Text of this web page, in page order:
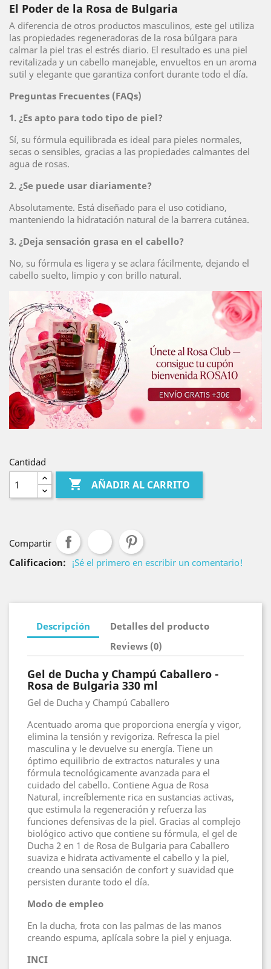
El Poder de la Rosa de Bulgaria
A diferencia de otros productos masculinos, este gel utiliza
las propiedades regeneradoras de la rosa búlgara para
calmar la piel tras el estrés diario. El resultado es una piel
revitalizada y un cabello manejable, envueltos en un aroma
sutil y elegante que garantiza confort durante todo el día.
Preguntas Frecuentes (FAQs)
1. ¿Es apto para todo tipo de piel?
Sí, su fórmula equilibrada es ideal para pieles normales,
secas o sensibles, gracias a las propiedades calmantes del
agua de rosas.
2. ¿Se puede usar diariamente?
Absolutamente. Está diseñado para el uso cotidiano,
manteniendo la hidratación natural de la barrera cutánea.
3. ¿Deja sensación grasa en el cabello?
No, su fórmula es ligera y se aclara fácilmente, dejando el
cabello suelto, limpio y con brillo natural.
Cantidad
 AÑADIR AL CARRITO
Compartir
Calificacion: ¡Sé el primero en escribir un comentario!
Descripción
Detalles del producto
Reviews (0)
Gel de Ducha y Champú Caballero -
Rosa de Bulgaria 330 ml
Gel de Ducha y Champú Caballero
Acentuado aroma que proporciona energía y vigor,
elimina la tensión y revigoriza. Refresca la piel
masculina y le devuelve su energía. Tiene un
óptimo equilibrio de extractos naturales y una
fórmula tecnológicamente avanzada para el
cuidado del cabello. Contiene Agua de Rosa
Natural, increíblemente rica en sustancias activas,
que estimula la regeneración y refuerza las
funciones defensivas de la piel. Gracias al complejo
biológico activo que contiene su fórmula, el gel de
Ducha 2 en 1 de Rosa de Bulgaria para Caballero
suaviza e hidrata activamente el cabello y la piel,
creando una sensación de confort y suavidad que
persisten durante todo el día.
Modo de empleo
En la ducha, frota con las palmas de las manos
creando espuma, aplícala sobre la piel y enjuaga.
INCI